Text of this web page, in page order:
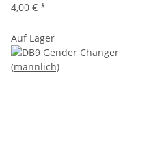
4,00 € *
Auf Lager